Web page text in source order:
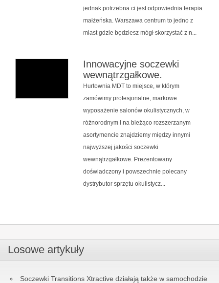
jednak potrzebna ci jest odpowiednia terapia
małżeńska. Warszawa centrum to jedno z
miast gdzie będziesz mógł skorzystać z n...
Innowacyjne soczewki
wewnątrzgałkowe.
Hurtownia MDT to miejsce, w którym
zamówimy profesjonalne, markowe
wyposażenie salonów okulistycznych, w
różnorodnym i na bieżąco rozszerzanym
asortymencie znajdziemy między innymi
najwyższej jakości soczewki
wewnątrzgałkowe. Prezentowany
doświadczony i powszechnie polecany
dystrybutor sprzętu okulistycz...
Losowe artykuły
Soczewki Transitions Xtractive działają także w samochodzie